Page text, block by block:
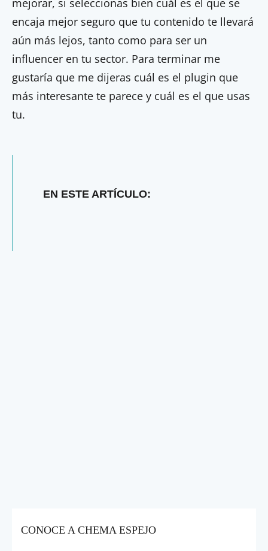
mejorar, si seleccionas bien cuál es el que se
encaja mejor seguro que tu contenido te llevará
aún más lejos, tanto como para ser un
influencer en tu sector. Para terminar me
gustaría que me dijeras cuál es el plugin que
más interesante te parece y cuál es el que usas
tu.
EN ESTE ARTÍCULO:
CONOCE A CHEMA ESPEJO